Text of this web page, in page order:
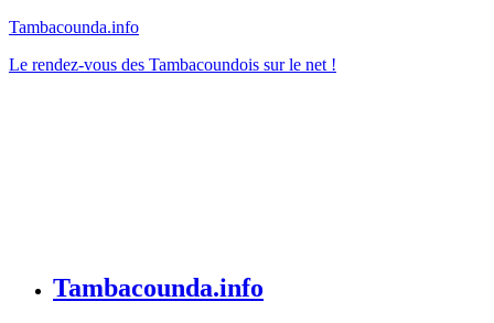
Tambacounda.info
Le rendez-vous des Tambacoundois sur le net !
Tambacounda.info